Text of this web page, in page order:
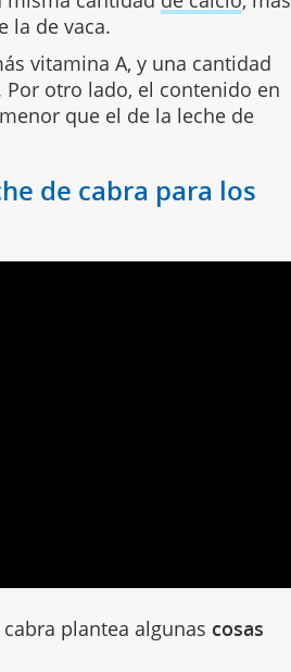
la de vaca.
vitamina A, y una cantidad
otro lado, el contenido en
que el de la leche de
de cabra para los
plantea algunas cosas